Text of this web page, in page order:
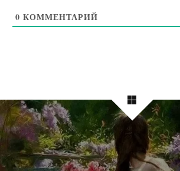
0 КОММЕНТАРИЙ